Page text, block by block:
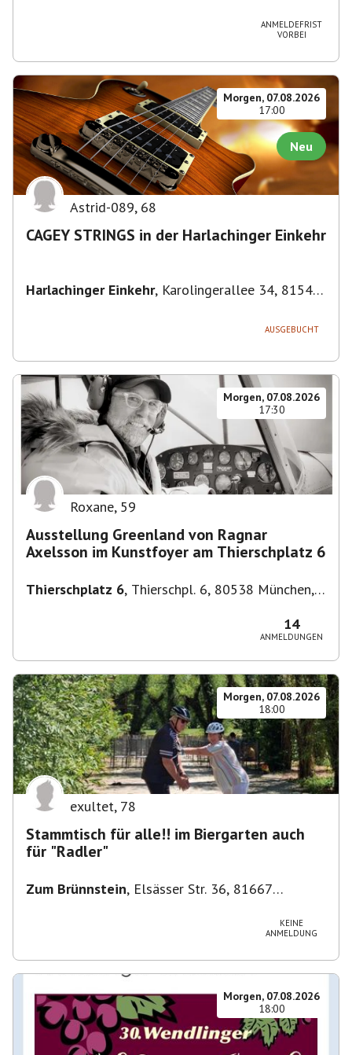
ANMELDEFRIST
VORBEI
Morgen, 07.08.2026
17:00
Neu
Astrid-089, 68
CAGEY STRINGS in der Harlachinger Einkehr
Harlachinger Einkehr, Karolingerallee 34, 81545
AUSGEBUCHT
Morgen, 07.08.2026
17:30
Roxane, 59
Ausstellung Greenland von Ragnar
Axelsson im Kunstfoyer am Thierschplatz 6
Thierschplatz 6, Thierschpl. 6, 80538 München,
14
ANMELDUNGEN
Morgen, 07.08.2026
18:00
exultet, 78
Stammtisch für alle!! im Biergarten auch
für "Radler"
Zum Brünnstein, Elsässer Str. 36, 81667
KEINE
ANMELDUNG
Morgen, 07.08.2026
18:00